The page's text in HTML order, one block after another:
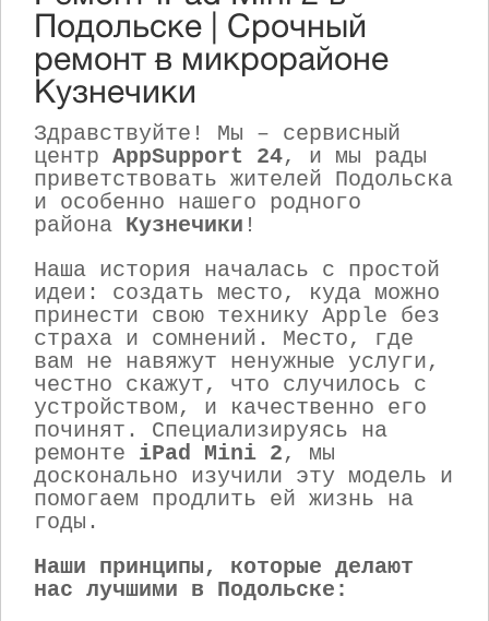
Подольске | Срочный
ремонт в микрорайоне
Кузнечики
Здравствуйте! Мы – сервисный
центр AppSupport 24, и мы рады
приветствовать жителей Подольска
и особенно нашего родного
района Кузнечики !
Наша история началась с простой
идеи: создать место, куда можно
принести свою технику Apple без
страха и сомнений. Место, где
вам не навяжут ненужные услуги,
честно скажут, что случилось с
устройством, и качественно его
починят. Специализируясь на
ремонте iPad Mini 2, мы
досконально изучили эту модель и
помогаем продлить ей жизнь на
годы.
Наши принципы, которые делают
нас лучшими в Подольске: